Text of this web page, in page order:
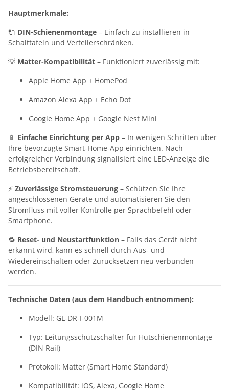
Hauptmerkmale:
🔌 DIN-Schienenmontage – Einfach zu installieren in
Schalttafeln und Verteilerschränken.
💡 Matter-Kompatibilität – Funktioniert zuverlässig mit:
Apple Home App + HomePod
Amazon Alexa App + Echo Dot
Google Home App + Google Nest Mini
📱 Einfache Einrichtung per App – In wenigen Schritten über
Ihre bevorzugte Smart-Home-App einrichten. Nach
erfolgreicher Verbindung signalisiert eine LED-Anzeige die
Betriebsbereitschaft.
⚡ Zuverlässige Stromsteuerung – Schützen Sie Ihre
angeschlossenen Geräte und automatisieren Sie den
Stromfluss mit voller Kontrolle per Sprachbefehl oder
Smartphone.
🔁 Reset- und Neustartfunktion – Falls das Gerät nicht
erkannt wird, kann es schnell durch Aus- und
Wiedereinschalten oder Zurücksetzen neu verbunden
werden.
Technische Daten (aus dem Handbuch entnommen):
Modell: GL-DR-I-001M
Typ: Leitungsschutzschalter für Hutschienenmontage
(DIN Rail)
Protokoll: Matter (Smart Home Standard)
Kompatibilität: iOS, Alexa, Google Home